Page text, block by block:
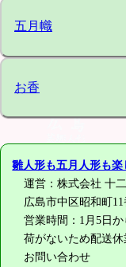
五月幟
お香
雛人形も五月人形も楽
運営：株式会社 十
広島市中区昭和町11
営業時間：1月5日
荷がないため配送
お問い合わせ